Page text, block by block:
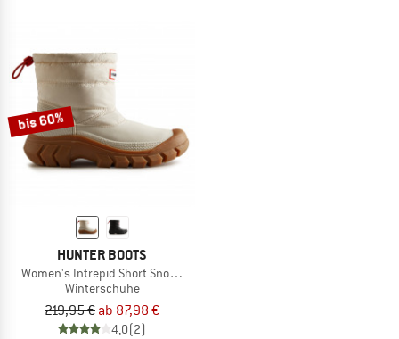
bis 60%
HUNTER BOOTS
Women's Intrepid Short Snow Boot
Winterschuhe
219,95 € ab 87,98 €
4,0(2)